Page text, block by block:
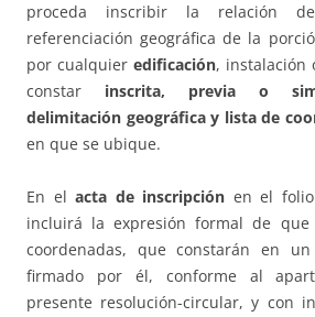
proceda inscribir la relación
referenciación geográfica de la
por cualquier edificación, instalación
constar inscrita, previa o
delimitación geográfica y lista de
en que se ubique.
En el acta de inscripción en el
incluirá la expresión formal de
coordenadas, que constarán en
firmado por él, conforme al
presente resolución-circular, y con